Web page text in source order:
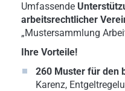
Umfassende
arbeitsrechtlicher
„Mustersammlung
Ihre Vorteile!
260 Muster für den
Karenz,